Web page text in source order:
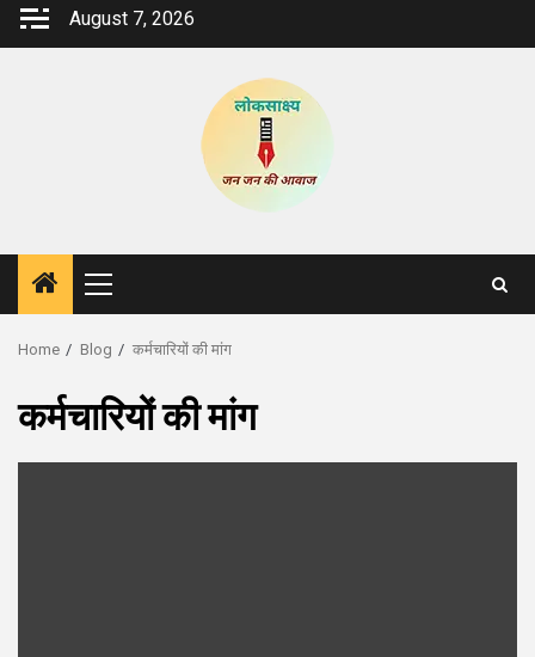
Skip
August 7, 2026
Primary
Menu
Home Blog कर्मचारियों की मांग
कर्मचारियों की मांग